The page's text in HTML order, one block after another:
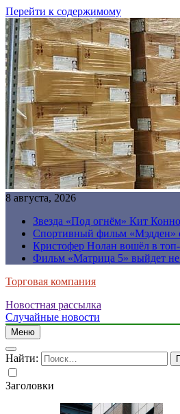
Перейти к содержимому
8 августа, 2026
Звезда «Под огнём» Кит
Спортивный фильм «Мэдден»
Кристофер Нолан вошёл в
Фильм «Матрица 5» выйдет не
Торговая компания
Новостная рассылка
Случайные новости
Меню
Найти:
Заголовки